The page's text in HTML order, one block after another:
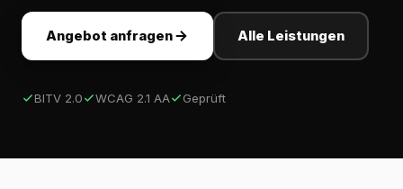
Angebot anfragen Alle Leistungen
BITV 2.0 WCAG 2.1 AA Geprüft